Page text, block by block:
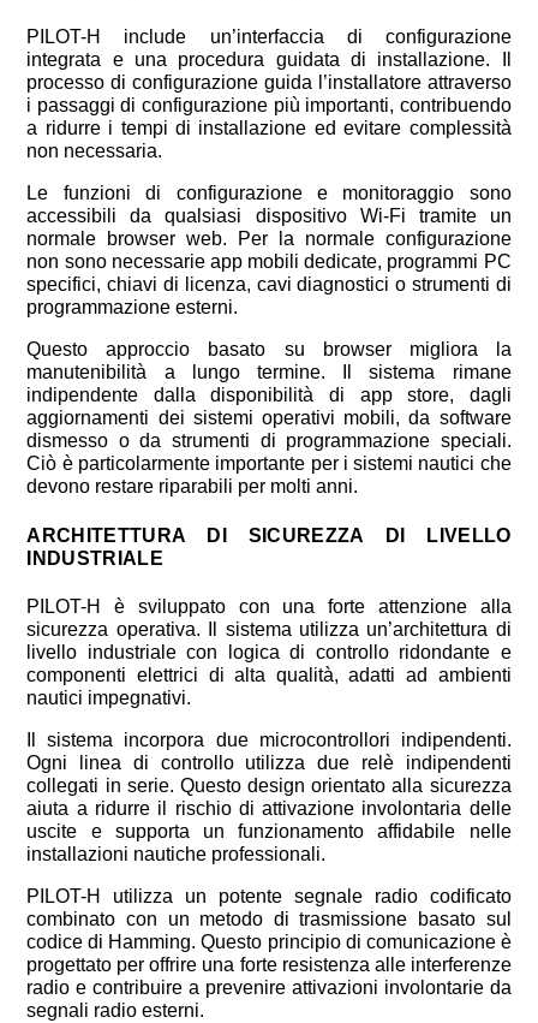
PILOT-H include un’interfaccia di configurazione
integrata e una procedura guidata di installazione. Il
processo di configurazione guida l’installatore attraverso
i passaggi di configurazione più importanti, contribuendo
a ridurre i tempi di installazione ed evitare complessità
non necessaria.
Le funzioni di configurazione e monitoraggio sono
accessibili da qualsiasi dispositivo Wi-Fi tramite un
normale browser web. Per la normale configurazione
non sono necessarie app mobili dedicate, programmi PC
specifici, chiavi di licenza, cavi diagnostici o strumenti di
programmazione esterni.
Questo approccio basato su browser migliora la
manutenibilità a lungo termine. Il sistema rimane
indipendente dalla disponibilità di app store, dagli
aggiornamenti dei sistemi operativi mobili, da software
dismesso o da strumenti di programmazione speciali.
Ciò è particolarmente importante per i sistemi nautici che
devono restare riparabili per molti anni.
ARCHITETTURA DI SICUREZZA DI LIVELLO
INDUSTRIALE
PILOT-H è sviluppato con una forte attenzione alla
sicurezza operativa. Il sistema utilizza un’architettura di
livello industriale con logica di controllo ridondante e
componenti elettrici di alta qualità, adatti ad ambienti
nautici impegnativi.
Il sistema incorpora due microcontrollori indipendenti.
Ogni linea di controllo utilizza due relè indipendenti
collegati in serie. Questo design orientato alla sicurezza
aiuta a ridurre il rischio di attivazione involontaria delle
uscite e supporta un funzionamento affidabile nelle
installazioni nautiche professionali.
PILOT-H utilizza un potente segnale radio codificato
combinato con un metodo di trasmissione basato sul
codice di Hamming. Questo principio di comunicazione è
progettato per offrire una forte resistenza alle interferenze
radio e contribuire a prevenire attivazioni involontarie da
segnali radio esterni.